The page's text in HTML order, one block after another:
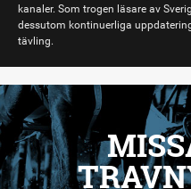
kanaler. Som trogen läsare av
dessutom kontinuerliga
tävling.